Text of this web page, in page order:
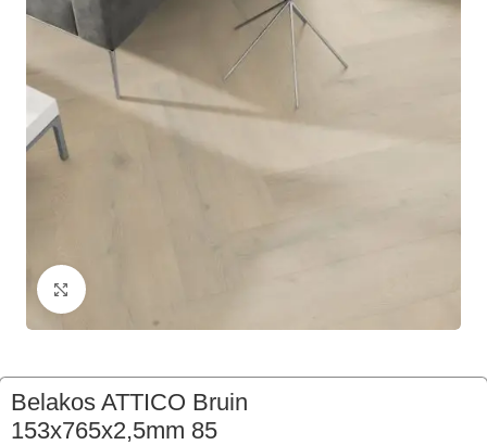
Klik om te vergroten
Belakos ATTICO Bruin
153x765x2,5mm 85